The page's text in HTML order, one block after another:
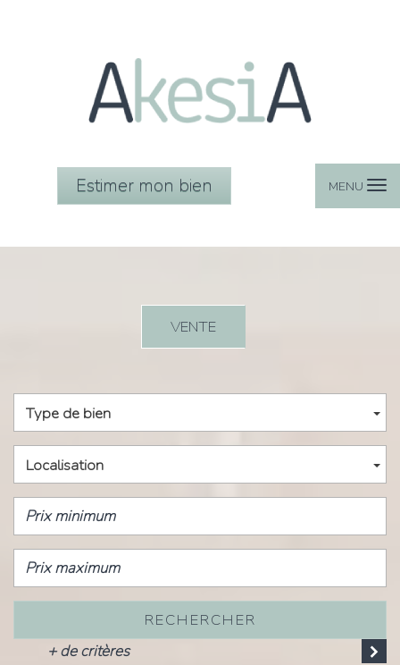
MENU
Estimer mon bien
VENTE
Type de bien
Localisation
RECHERCHER
+ de critères